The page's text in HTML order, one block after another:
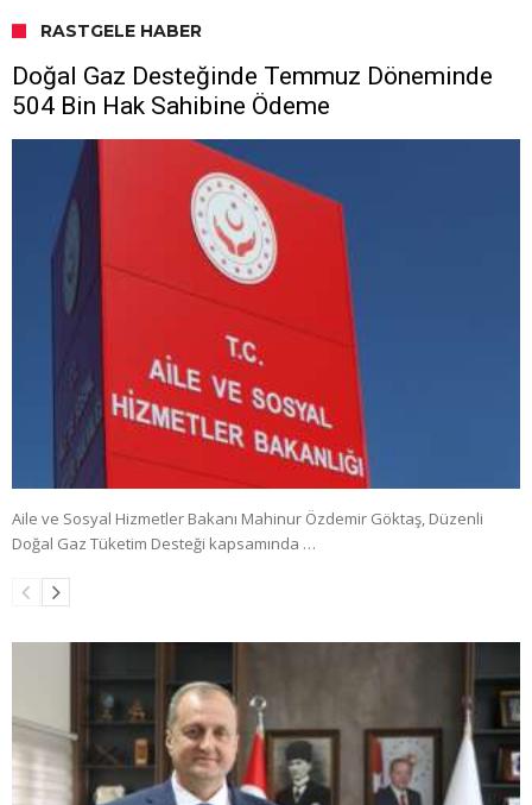
RASTGELE HABER
Doğal Gaz Desteğinde Temmuz Döneminde
504 Bin Hak Sahibine Ödeme
Aile ve Sosyal Hizmetler Bakanı Mahinur Özdemir Göktaş, Düzenli
Doğal Gaz Tüketim Desteği kapsamında …